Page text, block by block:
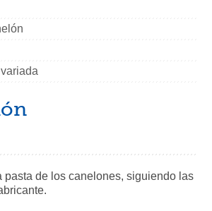
pasta de los canelones, siguiendo las